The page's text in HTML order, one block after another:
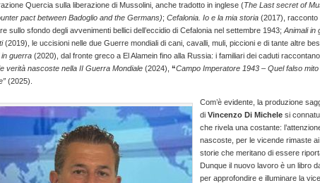
Quercia sulla liberazione di Mussolini, anche tradotto in inglese (The Last secret of
pact between Badoglio and the Germans); Cefalonia. Io e la mia storia (2017), racconto
sullo sfondo degli avvenimenti bellici dell’eccidio di Cefalonia nel settembre 1943; Animali in
(2019), le uccisioni nelle due Guerre mondiali di cani, cavalli, muli, piccioni e di tante altre
guerra (2020), dal fronte greco a El Alamein fino alla Russia: i familiari dei caduti
verità nascoste nella II Guerra Mondiale (2024), “Campo Imperatore 1943 – Quel falso
(2025).
Com’è evidente, la produzione
di Vincenzo Di Michele si
che rivela una costante:
nascoste, per le vicende rimaste
storie che meritano di essere
Dunque il nuovo lavoro è un libro
per approfondire e illuminare la